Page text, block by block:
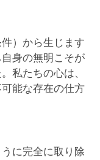
）から生じます
身の無明こそが
私たちの心は、
能な存在の仕方
に完全に取り除